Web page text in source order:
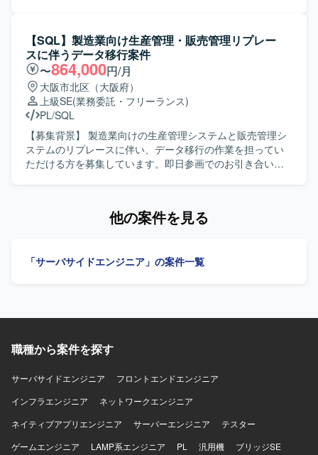
いただけます。 【開発環境】 Java（Spring Boot）を中心
としたアプリケーション開発環境にて、生産システムの再
構築を行います。
魅力】 販売管理パッケージの開発に上流から携わることが
でき、継続的な参画の可能性もございます。 【開発環境】
C#(WEB)、SQLServerを利用した環境での開発となりま
す。
【SQL】製造業向け生産管理・販売管理リプレー
スに伴うデータ移行案件
〜864,000円/月
大阪市北区（大阪府）
上級SE(業務委託・フリーランス)
PL/SQL
【募集背景】 製造業向けの生産管理システムと販売管理シ
ステムのリプレースに伴い、データ移行の作業を担ってい
ただける方を募集しています。即日参画でのお引き合いを
プログラムの作成、移行リハーサルの実施、本番移行まで
上記に加えてお客様との各種調整も担っていただきます。
ご経験をお持ちの方を求めています。移行設計や移行プロ
の円滑なコミュニケーションを取りながら業務を推進でき
知識をお持ちであれば尚可です。 【ポジションの魅力】 基
ら本番移行まで一気通貫で担当できるため、移行領域での
スキルや実績を強化しやすいポジションです。長期のプロ
ジェクトであり、リハーサルを含めた複数回の移行を経験
できるため、移行計画や品質向上のノウハウを蓄積しやす
他の案件を見る
「サーバサイドエンジニア」の案件一覧
職種から案件を探す
サーバサイドエンジニア
フロントエンドエンジニア
インフラエンジニア
ネットワークエンジニア
ネイティブアプリエンジニア
サーバーエンジニア
テスター
ゲームエンジニア
LAMP系エンジニア PL 汎用機
ブリッジSE